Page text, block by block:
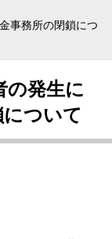
事務所の閉鎖につ
の発生に
ついて